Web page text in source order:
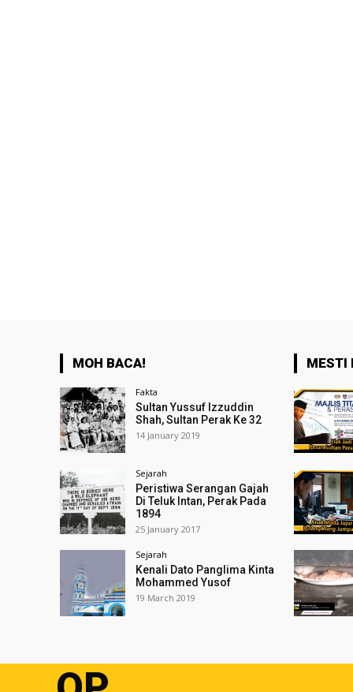
MOH BACA!
Fakta
Sultan Yussuf Izzuddin
Shah, Sultan Perak Ke 32
14 January 2019
Sejarah
Peristiwa Serangan Gajah
Di Teluk Intan, Perak Pada
1894
25 January 2017
Sejarah
Kenali Dato Panglima Kinta
Mohammed Yusof
19 March 2019
MESTI